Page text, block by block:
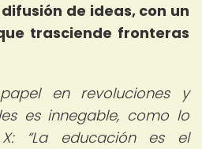
de ideas, con un
trasciende fronteras
en revoluciones y
es innegable, como lo
La educación es el